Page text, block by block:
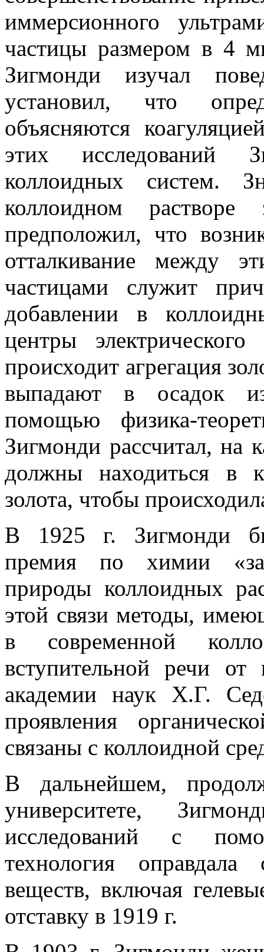
иммерсионного
частицы размером в 4
Зигмонди изучал
установил, что
объясняются
этих исследований
коллоидных систем.
коллоидном растворе
предположил, что
отталкивание между
частицами служит
добавлении в
центры
происходит агрегация
выпадают в осадок
помощью физика-
Зигмонди рассчитал, на
должны находиться в
золота, чтобы
В 1925 г. Зигмонди
премия по химии «за
природы коллоидных
этой связи методы,
в современной
вступительной речи
академии наук X.Г.
проявления
связаны с коллоидной
В дальнейшем,
университете,
исследований с
технология
веществ, включая
отставку в 1919 г.